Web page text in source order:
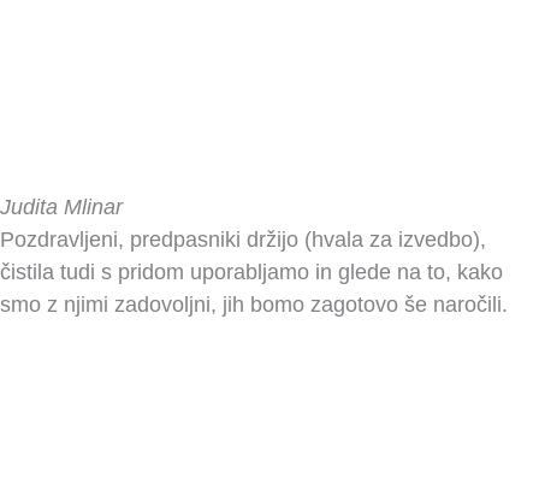
Judita Mlinar
Pozdravljeni, predpasniki držijo (hvala za izvedbo),
čistila tudi s pridom uporabljamo in glede na to, kako
smo z njimi zadovoljni, jih bomo zagotovo še naročili.